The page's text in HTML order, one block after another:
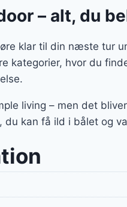
– alt, du
klar til din næste tur
kategorier, hvor du
living – men det
du kan få ild i bålet og